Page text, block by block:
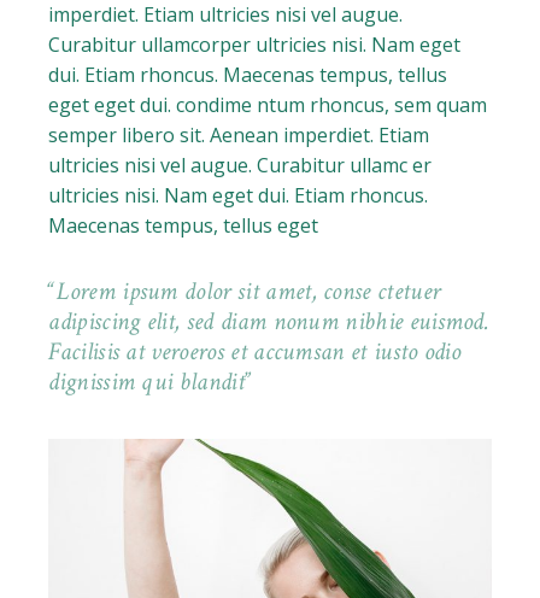
imperdiet. Etiam ultricies nisi vel augue.
Curabitur ullamcorper ultricies nisi. Nam eget
dui. Etiam rhoncus. Maecenas tempus, tellus
eget eget dui. condime ntum rhoncus, sem quam
semper libero sit. Aenean imperdiet. Etiam
ultricies nisi vel augue. Curabitur ullamc er
ultricies nisi. Nam eget dui. Etiam rhoncus.
Maecenas tempus, tellus eget
Lorem ipsum dolor sit amet, conse ctetuer
adipiscing elit, sed diam nonum nibhie euismod.
Facilisis at veroeros et accumsan et iusto odio
dignissim qui blandit